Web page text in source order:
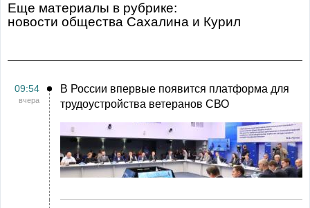
Еще материалы в рубрике:
Новости общества Сахалина и Курил
09:54
вчера
В России впервые появится платформа для
трудоустройства ветеранов СВО